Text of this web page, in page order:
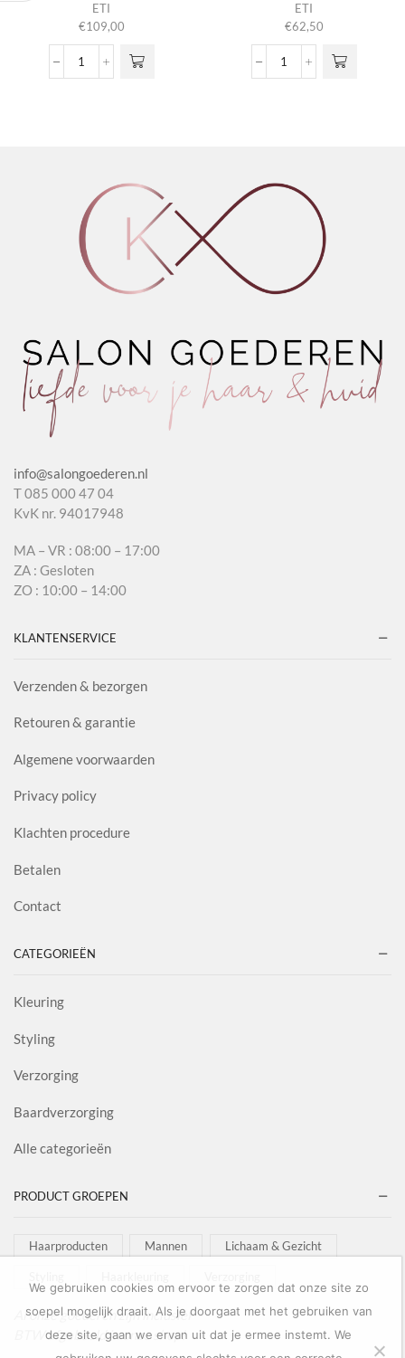
ETI
€109,00
ETI
ETI
€62,50
ETI
info@salongoederen.nl
T 085 000 47 04
KvK nr. 94017948
MA – VR : 08:00 – 17:00
ZA : Gesloten
ZO : 10:00 – 14:00
KLANTENSERVICE
Verzenden & bezorgen
Retouren & garantie
Algemene voorwaarden
Privacy policy
Klachten procedure
Betalen
Contact
CATEGORIEËN
Kleuring
Styling
Verzorging
Baardverzorging
Alle categorieën
PRODUCT GROEPEN
Haarproducten Mannen Lichaam & Gezicht
Al onze goederen zijn inclusief
BTW afgebeeld in onze shop!
We gebruiken cookies om ervoor te zorgen dat onze site zo
soepel mogelijk draait. Als je doorgaat met het gebruiken van
deze site, gaan we ervan uit dat je ermee instemt. We